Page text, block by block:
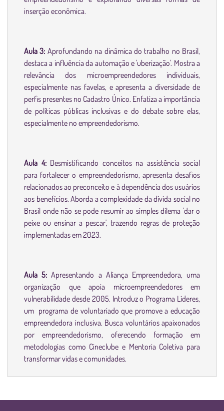
inserção econômica.
Aula 3: Aprofundando na dinâmica do trabalho no Brasil,
destaca a influência da automação e 'uberização'. Mostra a
relevância dos microempreendedores individuais,
especialmente nas favelas, e apresenta a diversidade de
perfis presentes no Cadastro Único. Enfatiza a importância
de políticas públicas inclusivas e do debate sobre elas,
especialmente no empreendedorismo.
Aula 4:Desmistificando conceitos na assistência social
para fortalecer o empreendedorismo, apresenta desafios
relacionados ao preconceito e à dependência dos usuários
aos benefícios. Aborda a complexidade da dívida social no
Brasil onde não se pode resumir ao simples dilema 'dar o
peixe ou ensinar a pescar', trazendo regras de proteção
implementadas em 2023.
Aula 5: Apresentando a Aliança Empreendedora, uma
organização que apoia microempreendedores em
vulnerabilidade desde 2005. Introduz o Programa Líderes,
um programa de voluntariado que promove a educação
empreendedora inclusiva. Busca voluntários apaixonados
por empreendedorismo, oferecendo formação em
metodologias como Cineclube e Mentoria Coletiva para
transformar vidas e comunidades.